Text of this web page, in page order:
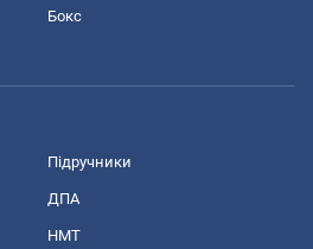
Бокс
Підручники
ДПА
НМТ